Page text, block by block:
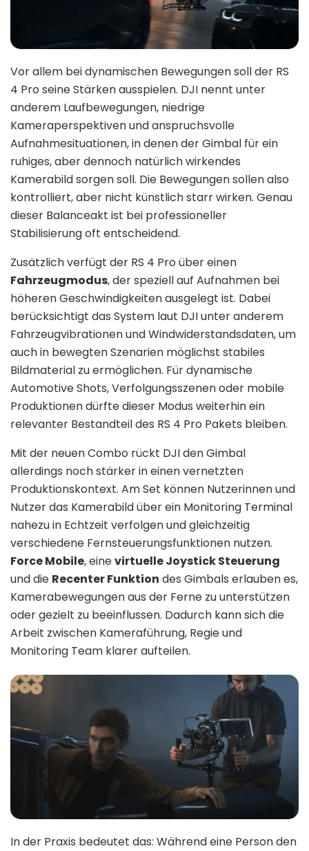
Vor allem bei dynamischen Bewegungen soll der RS
4 Pro seine Stärken ausspielen. DJI nennt unter
anderem Laufbewegungen, niedrige
Kameraperspektiven und anspruchsvolle
Aufnahmesituationen, in denen der Gimbal für ein
ruhiges, aber dennoch natürlich wirkendes
Kamerabild sorgen soll. Die Bewegungen sollen also
kontrolliert, aber nicht künstlich starr wirken. Genau
dieser Balanceakt ist bei professioneller
Stabilisierung oft entscheidend.
Zusätzlich verfügt der RS 4 Pro über einen
Fahrzeugmodus, der speziell auf Aufnahmen bei
höheren Geschwindigkeiten ausgelegt ist. Dabei
berücksichtigt das System laut DJI unter anderem
Fahrzeugvibrationen und Windwiderstandsdaten, um
auch in bewegten Szenarien möglichst stabiles
Bildmaterial zu ermöglichen. Für dynamische
Automotive Shots, Verfolgungsszenen oder mobile
Produktionen dürfte dieser Modus weiterhin ein
relevanter Bestandteil des RS 4 Pro Pakets bleiben.
Mit der neuen Combo rückt DJI den Gimbal
allerdings noch stärker in einen vernetzten
Produktionskontext. Am Set können Nutzerinnen und
Nutzer das Kamerabild über ein Monitoring Terminal
nahezu in Echtzeit verfolgen und gleichzeitig
verschiedene Fernsteuerungsfunktionen nutzen.
Force Mobile, einevirtuelle Joystick Steuerung
und die Recenter Funktion des Gimbals erlauben es,
Kamerabewegungen aus der Ferne zu unterstützen
oder gezielt zu beeinflussen. Dadurch kann sich die
Arbeit zwischen Kameraführung, Regie und
Monitoring Team klarer aufteilen.
In der Praxis bedeutet das: Während eine Person den